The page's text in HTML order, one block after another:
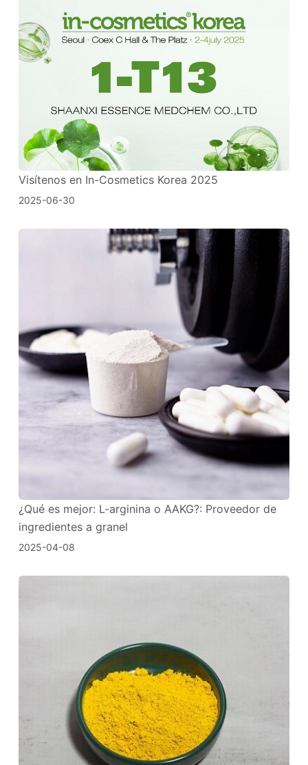
Visítenos en In-Cosmetics Korea 2025
2025-06-30
¿Qué es mejor: L-arginina o AAKG?: Proveedor de
ingredientes a granel
2025-04-08